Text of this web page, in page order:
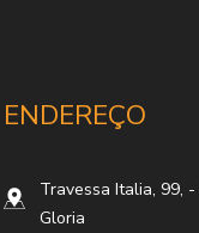
ENDEREÇO
Travessa Italia, 99, -
Gloria